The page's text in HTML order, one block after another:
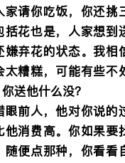
请你吃饭，你还挑
花也是，人家想到
嫌弃花的状态。我相
太糟糕，可能有些不
送他什么没？
眼前人，他对你说的
消费高。你如果要
随便点那种，你看看